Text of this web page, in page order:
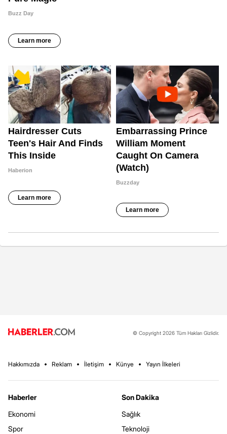
© Copyright 2026 Tüm Hakları Gizlidir.
Hakkımızda Reklam İletişim Künye Yayın İlkeleri
Haberler
Ekonomi
Spor
Son Dakika
Sağlık
Teknoloji